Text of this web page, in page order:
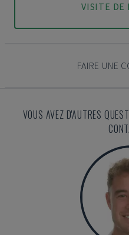
VISITE DE
FAIRE UNE
VOUS AVEZ D'AUTRES